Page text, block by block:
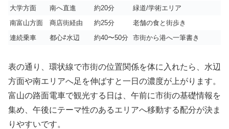
大学方面
南へ直進 約20分
緑道/学術エリア
南富山方面
商店街経由 約25分
老舗の食と街歩き
連続乗車
都心⇄水辺 約40〜50分 市街から港へ一筆書き
表の通り、環状線で市街の位置関係を体に入れたら、水辺
方面や南エリアへ足を伸ばすと一日の濃度が上がります。
富山の路面電車で観光する日は、午前に市街の基礎情報を
集め、午後にテーマ性のあるエリアへ移動する配分が決ま
りやすいです。